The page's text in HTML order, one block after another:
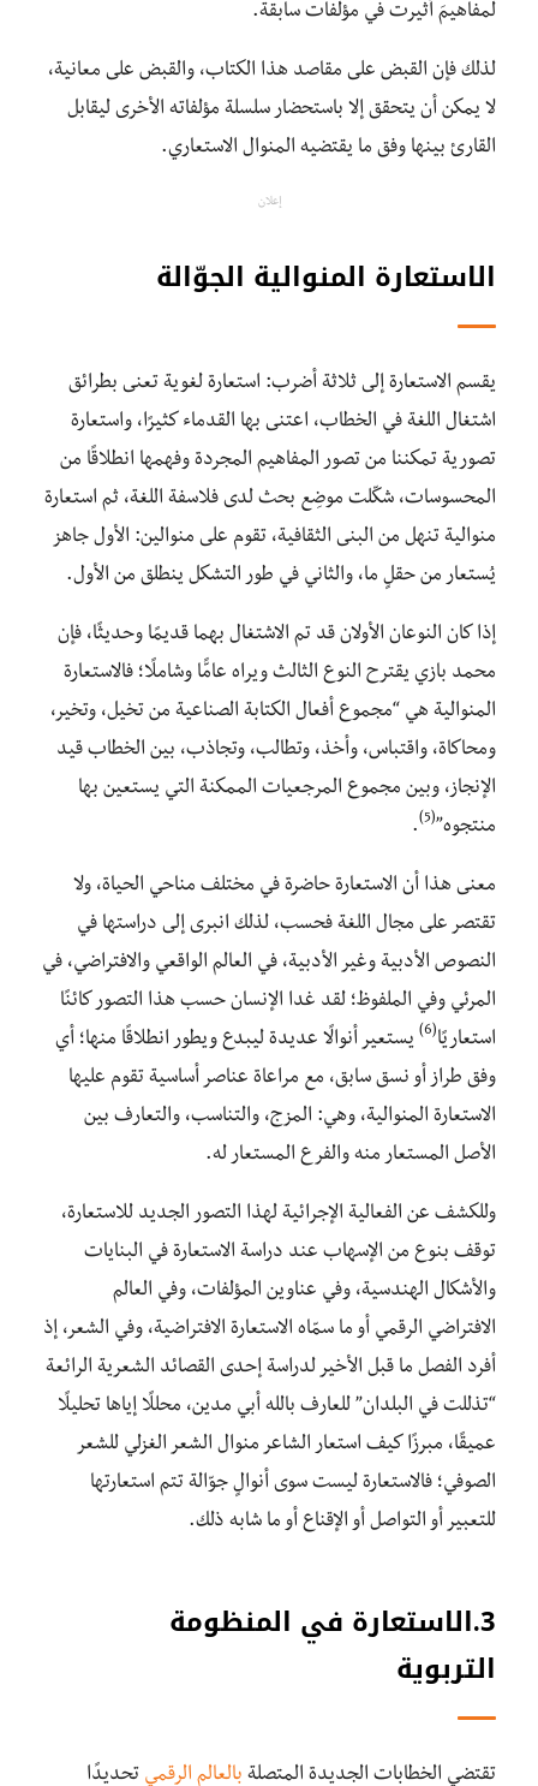
لمفاهيمَ أُثيرت في مؤلفات سابقة.
لذلك فإن القبض على مقاصد هذا الكتاب، والقبض على معانية،
لا يمكن أن يتحقق إلا باستحضار سلسلة مؤلفاته الأخرى ليقابل
القارئ بينها وفق ما يقتضيه المنوال الاستعاري.
إعلان
الاستعارة المنوالية الجوّالة
يقسم الاستعارة إلى ثلاثة أضرب: استعارة لغوية تعنى بطرائق
اشتغال اللغة في الخطاب، اعتنى بها القدماء كثيرًا، واستعارة
تصورية تمكننا من تصور المفاهيم المجردة وفهمها انطلاقًا من
المحسوسات، شكّلت موضِع بحث لدى فلاسفة اللغة، ثم استعارة
منوالية تنهل من البنى الثقافية، تقوم على منوالين: الأول جاهز
يُستعار من حقلٍ ما، والثاني في طور التشكل ينطلق من الأول.
إذا كان النوعان الأولان قد تم الاشتغال بهما قديمًا وحديثًا، فإن
محمد بازي يقترح النوع الثالث ويراه عامًّا وشاملًا؛ فالاستعارة
المنوالية هي “مجموع أفعال الكتابة الصناعية من تخيل، وتخير،
ومحاكاة، واقتباس، وأخذ، وتطالب، وتجاذب، بين الخطاب قيد
الإنجاز، وبين مجموع المرجعيات الممكنة التي يستعين بها
منتجوه”(5)
.
معنى هذا أن الاستعارة حاضرة في مختلف مناحي الحياة، ولا
تقتصر على مجال اللغة فحسب، لذلك انبرى إلى دراستها في
النصوص الأدبية وغير الأدبية، في العالم الواقعي والافتراضي، في
المرئي وفي الملفوظ؛ لقد غدا الإنسان حسب هذا التصور كائنًا
استعاريًا(6)
يستعير أنوالًا عديدة ليبدع ويطور انطلاقًا منها؛ أي
وفق طراز أو نسق سابق، مع مراعاة عناصر أساسية تقوم عليها
الاستعارة المنوالية، وهي: المزج، والتناسب، والتعارف بين
الأصل المستعار منه والفرع المستعار له.
وللكشف عن الفعالية الإجرائية لهذا التصور الجديد للاستعارة،
توقف بنوع من الإسهاب عند دراسة الاستعارة في البنايات
والأشكال الهندسية، وفي عناوين المؤلفات، وفي العالم
الافتراضي الرقمي أو ما سمّاه الاستعارة الافتراضية، وفي الشعر، إذ
أفرد الفصل ما قبل الأخير لدراسة إحدى القصائد الشعرية الرائعة
“تذللت في البلدان” للعارف بالله أبي مدين، محللًا إياها تحليلًا
عميقًا، مبرزًا كيف استعار الشاعر منوال الشعر الغزلي للشعر
الصوفي؛ فالاستعارة ليست سوى أنوالٍ جوّالة تتم استعارتها
للتعبير أو التواصل أو الإقناع أو ما شابه ذلك.
3.الاستعارة في المنظومة
التربوية
تقتضي الخطابات الجديدة المتصلة بالعالم الرقمي تحديدًا